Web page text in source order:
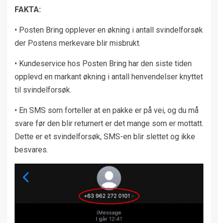
FAKTA:
• Posten Bring opplever en økning i antall svindelforsøk
der Postens merkevare blir misbrukt.
• Kundeservice hos Posten Bring har den siste tiden
opplevd en markant økning i antall henvendelser knyttet
til svindelforsøk.
• En SMS som forteller at en pakke er på vei, og du må
svare før den blir returnert er det mange som er mottatt.
Dette er et svindelforsøk, SMS-en blir slettet og ikke
besvares.